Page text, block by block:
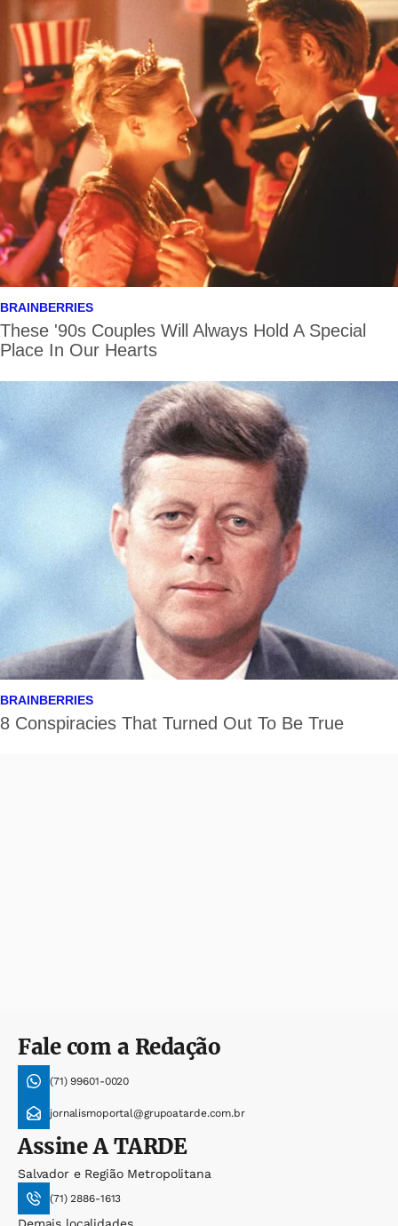
Fale com a Redação
(71) 99601-0020
jornalismoportal@grupoatarde.com.br
AssineA TARDE
Salvador e Região Metropolitana
(71) 2886-1613